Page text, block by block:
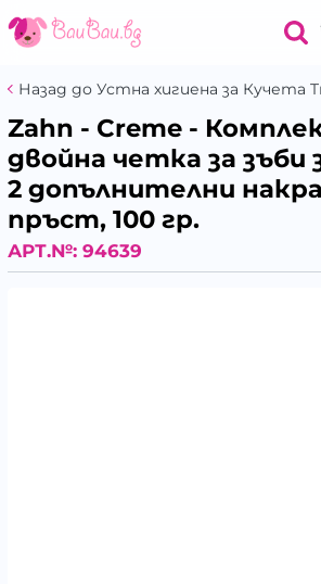
Назад до Устна хигиена за Кучета
Zahn - Creme -
двойна четка за зъби
2 допълнителни
пръст, 100 гр.
АРТ.№: 94639